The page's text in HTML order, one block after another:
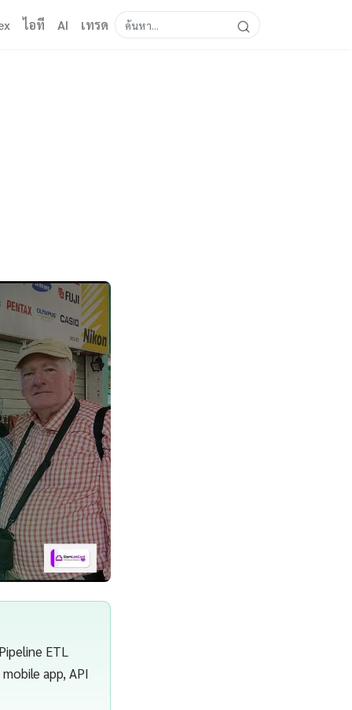
ไอที AI เทรด
ETL
app, API